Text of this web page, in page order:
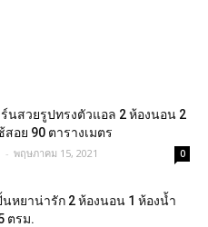
นสวยรูปทรงตัวแอล 2 ห้องนอน 2
อย 90 ตารางเมตร
- พฤษภาคม 15, 2021 0
หยาน่ารัก 2 ห้องนอน 1 ห้องน้ำ
ตรม.